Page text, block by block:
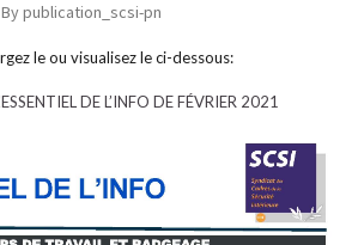
By publication_scsi-pn
le ou visualisez le ci-dessous:
DE L’INFO DE FÉVRIER 2021